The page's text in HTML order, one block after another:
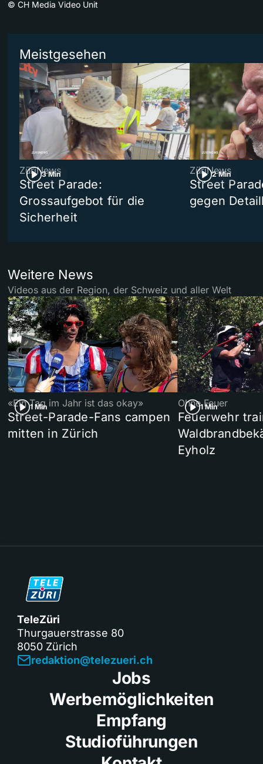
© CH Media Video Unit
Meistgesehen
3 Min
ZüriNews
Street Parade:
Grossaufgebot für die
Sicherheit
2 Min
ZüriNews
Street
gegen
Weitere News
Videos aus der Region, der Schweiz und aller Welt
1 Min
«Ein Tag im Jahr ist das okay»
Street-Parade-Fans campen
mitten in Zürich
1 Min
Ohne Feuer
Feuerwehr
Eyholz
TeleZüri
Thurgauerstrasse 80
8050 Zürich
redaktion@telezueri.ch
Jobs
Werbemöglichkeiten
Empfang
Studioführungen